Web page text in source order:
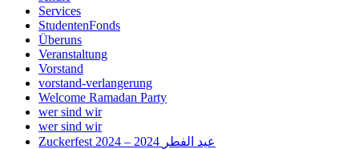
Services
StudentenFonds
Überuns
Veranstaltung
Vorstand
vorstand-verlangerung
Welcome Ramadan Party
wer sind wir
wer sind wir
Zuckerfest 2024 – 2024 عيد الفطر